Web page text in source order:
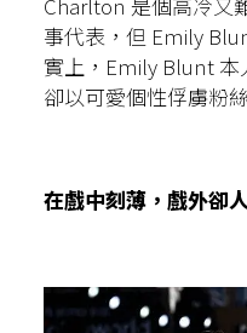
事代表，但 Emily
實上，Emily Blunt 本
卻以可愛個性俘虜粉
在戲中刻薄，戲外卻